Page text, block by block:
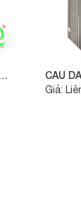
CẦU
6KA
Giá: